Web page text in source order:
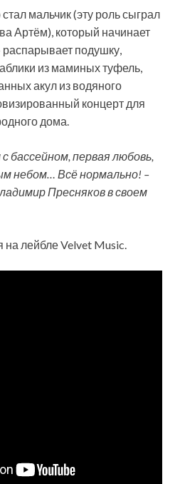
мальчик (эту роль сыграл
Артём), который начинает
распарывает подушку,
из маминых туфель,
акул из водяного
концерт для
дома.
бассейном, первая любовь,
небом… Всё нормально! –
Пресняков в своем
на лейбле Velvet Music.